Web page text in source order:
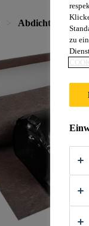
Abdichtung
zu